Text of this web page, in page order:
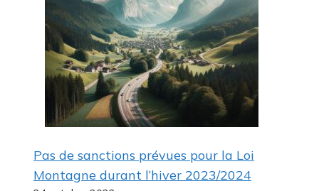
Pas de sanctions prévues pour la Loi
Montagne durant l’hiver 2023/2024